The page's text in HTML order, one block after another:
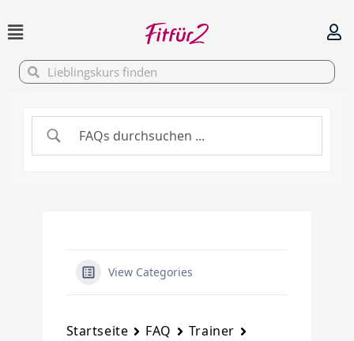
Inhalt
springen
SucheSuche
View Categories
Startseite FAQ
Trainer